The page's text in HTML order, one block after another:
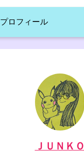
プロフィール
ＪＵＮＫＯ